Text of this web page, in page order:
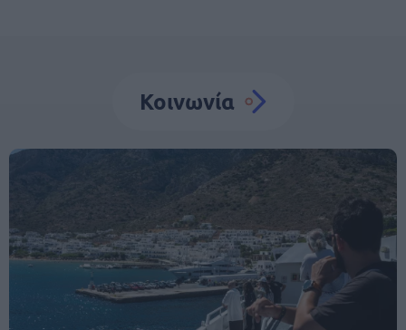
Κοινωνία